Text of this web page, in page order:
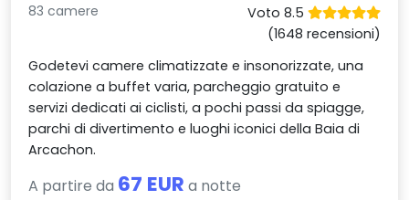
83 camere
Voto 8.5
(1648 recensioni)
Godetevi camere climatizzate e insonorizzate, una
colazione a buffet varia, parcheggio gratuito e
servizi dedicati ai ciclisti, a pochi passi da spiagge,
parchi di divertimento e luoghi iconici della Baia di
Arcachon.
A partire da 67 EUR a notte